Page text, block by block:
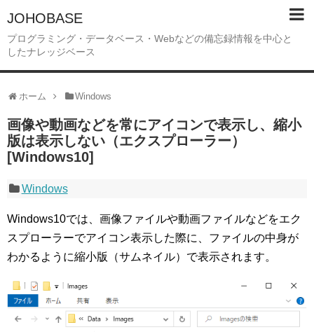
JOHOBASE
プログラミング・データベース・Webなどの備忘録情報を中心と
したナレッジベース
ホーム Windows
画像や動画などを常にアイコンで表示し、縮小
版は表示しない（エクスプローラー）
[Windows10]
Windows
Windows10では、画像ファイルや動画ファイルなどをエク
スプローラーでアイコン表示した際に、ファイルの中身が
わかるように縮小版（サムネイル）で表示されます。